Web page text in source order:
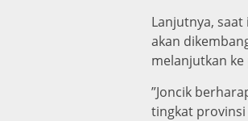
​Lanjutnya, saat
akan
melanjutkan
​”Joncik
tingkat provinsi